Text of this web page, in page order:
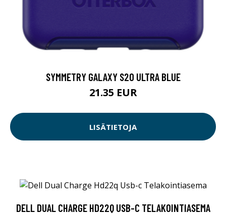
SYMMETRY GALAXY S20 ULTRA BLUE
21.35 EUR
LISÄTIETOJA
DELL DUAL CHARGE HD22Q USB-C TELAKOINTIASEMA